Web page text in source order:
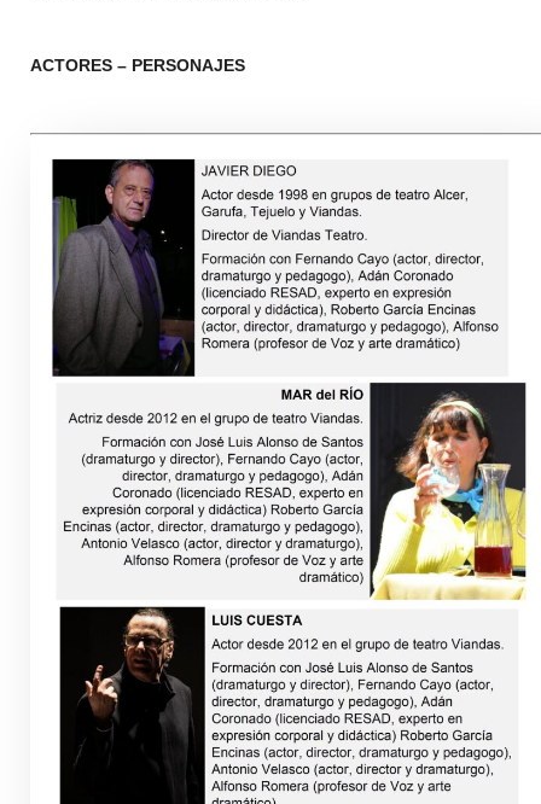
ACTORES – PERSONAJES